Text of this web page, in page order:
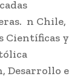
n Chile,
Científicas y
Desarrollo e